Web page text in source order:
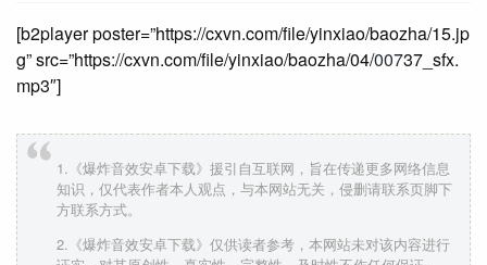
[b2player poster=”https://cxvn.com/file/yinxiao/baozha/15.jp
g” src=”https://cxvn.com/file/yinxiao/baozha/04/00737_sfx.
mp3″]
1.《爆炸音效安卓下载》援引自互联网，旨在传递更多网络信息
知识，仅代表作者本人观点，与本网站无关，侵删请联系页脚下
方联系方式。
2.《爆炸音效安卓下载》仅供读者参考，本网站未对该内容进行